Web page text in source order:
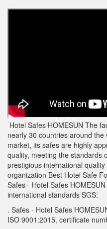
Hotel Safes HOMESUN The
nearly 30 countries around
market, its safes are highly
quality, meeting the standards
prestigious international
organization Best Hotel Safe
Safes - Hotel Safes
international standards SGS:
. Safes - Hotel Safes
ISO 9001:2015, certificate